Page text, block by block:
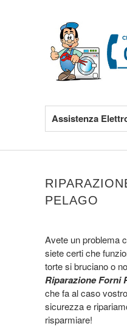
Assistenza
PELAGO
Avete un problema
siete certi che
torte si bruciano o
Riparazione Forni
che fa al caso
sicurezza e
risparmiare!